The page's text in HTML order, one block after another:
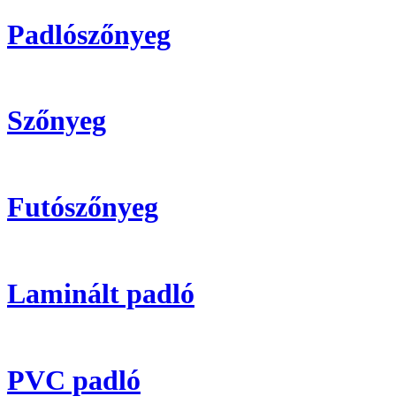
Padlószőnyeg
Szőnyeg
Futószőnyeg
Laminált padló
PVC padló